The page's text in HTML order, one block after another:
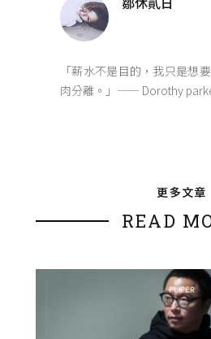
「薪水不是目的，我只是想
肉分離。」—— Dorothy
更多文章
READ